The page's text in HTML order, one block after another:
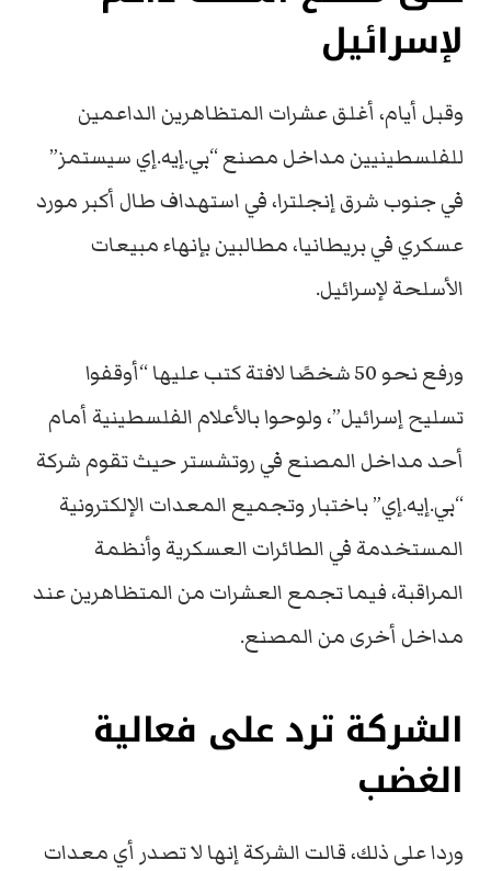
لإسرائيل
وقبل أيام، أغلق عشرات المتظاهرين الداعمين
للفلسطينيين مداخل مصنع “بي.إيه.إي سيستمز”
في جنوب شرق إنجلترا، في استهداف طال أكبر مورد
عسكري في بريطانيا، مطالبين بإنهاء مبيعات
الأسلحة لإسرائيل.
ورفع نحو 50 شخصًا لافتة كتب عليها “أوقفوا
تسليح إسرائيل”، ولوحوا بالأعلام الفلسطينية أمام
أحد مداخل المصنع في روتشستر حيث تقوم شركة
“بي.إيه.إي” باختبار وتجميع المعدات الإلكترونية
المستخدمة في الطائرات العسكرية وأنظمة
المراقبة، فيما تجمع العشرات من المتظاهرين عند
مداخل أخرى من المصنع.
الشركة ترد على فعالية
الغضب
وردا على ذلك، قالت الشركة إنها لا تصدر أي معدات